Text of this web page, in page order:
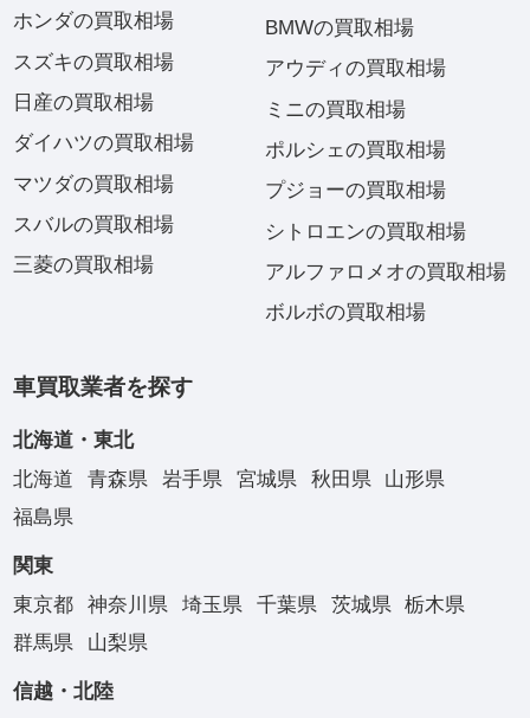
ホンダの買取相場
スズキの買取相場
日産の買取相場
ダイハツの買取相場
マツダの買取相場
スバルの買取相場
三菱の買取相場
BMWの買取相場
アウディの買取相場
ミニの買取相場
ポルシェの買取相場
プジョーの買取相場
シトロエンの買取相場
アルファロメオの買取相場
ボルボの買取相場
車買取業者を探す
北海道・東北
北海道
青森県 岩手県 宮城県 秋田県
山形県
福島県
関東
東京都
神奈川県 埼玉県 千葉県 茨城県
栃木県
群馬県
山梨県
信越・北陸